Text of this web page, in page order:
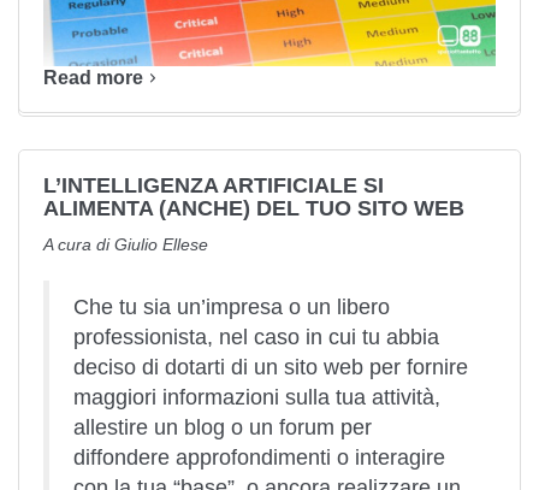
Read more
L’INTELLIGENZA ARTIFICIALE SI
ALIMENTA (ANCHE) DEL TUO SITO WEB
A cura di Giulio Ellese
Che tu sia un’impresa o un libero
professionista, nel caso in cui tu abbia
deciso di dotarti di un sito web per fornire
maggiori informazioni sulla tua attività,
allestire un blog o un forum per
diffondere approfondimenti o interagire